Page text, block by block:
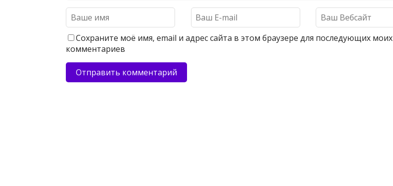
Сохраните моё имя, email и адрес сайта в этом браузере для последующих моих
комментариев